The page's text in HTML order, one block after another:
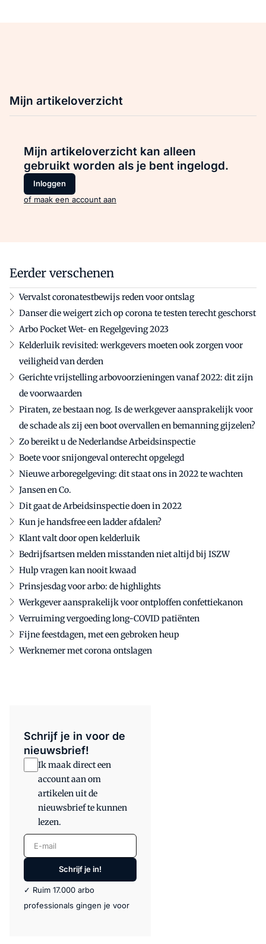
Mijn artikeloverzicht
Mijn artikeloverzicht kan alleen
gebruikt worden als je bent ingelogd.
Inloggen
of maak een account aan
Eerder verschenen
Vervalst coronatestbewijs reden voor ontslag
Danser die weigert zich op corona te testen terecht geschorst
Arbo Pocket Wet- en Regelgeving 2023
Kelderluik revisited: werkgevers moeten ook zorgen voor
veiligheid van derden
Gerichte vrijstelling arbovoorzieningen vanaf 2022: dit zijn
de voorwaarden
Piraten, ze bestaan nog. Is de werkgever aansprakelijk voor
de schade als zij een boot overvallen en bemanning gijzelen?
Zo bereikt u de Nederlandse Arbeidsinspectie
Boete voor snijongeval onterecht opgelegd
Nieuwe arboregelgeving: dit staat ons in 2022 te wachten
Jansen en Co.
Dit gaat de Arbeidsinspectie doen in 2022
Kun je handsfree een ladder afdalen?
Klant valt door open kelderluik
Bedrijfsartsen melden misstanden niet altijd bij ISZW
Hulp vragen kan nooit kwaad
Prinsjesdag voor arbo: de highlights
Werkgever aansprakelijk voor ontploffen confettiekanon
Verruiming vergoeding long-COVID patiënten
Fijne feestdagen, met een gebroken heup
Werknemer met corona ontslagen
Schrijf je in voor de
nieuwsbrief!
Ik maak direct een
account aan om
artikelen uit de
nieuwsbrief te kunnen
lezen.
E-mail
Schrijf je in!
✓ Ruim 17.000 arbo
professionals gingen je voor